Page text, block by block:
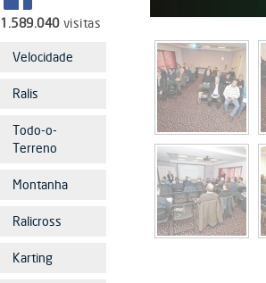
1.589.040 visitas
Velocidade
Ralis
Todo-o-
Terreno
Montanha
Ralicross
Karting